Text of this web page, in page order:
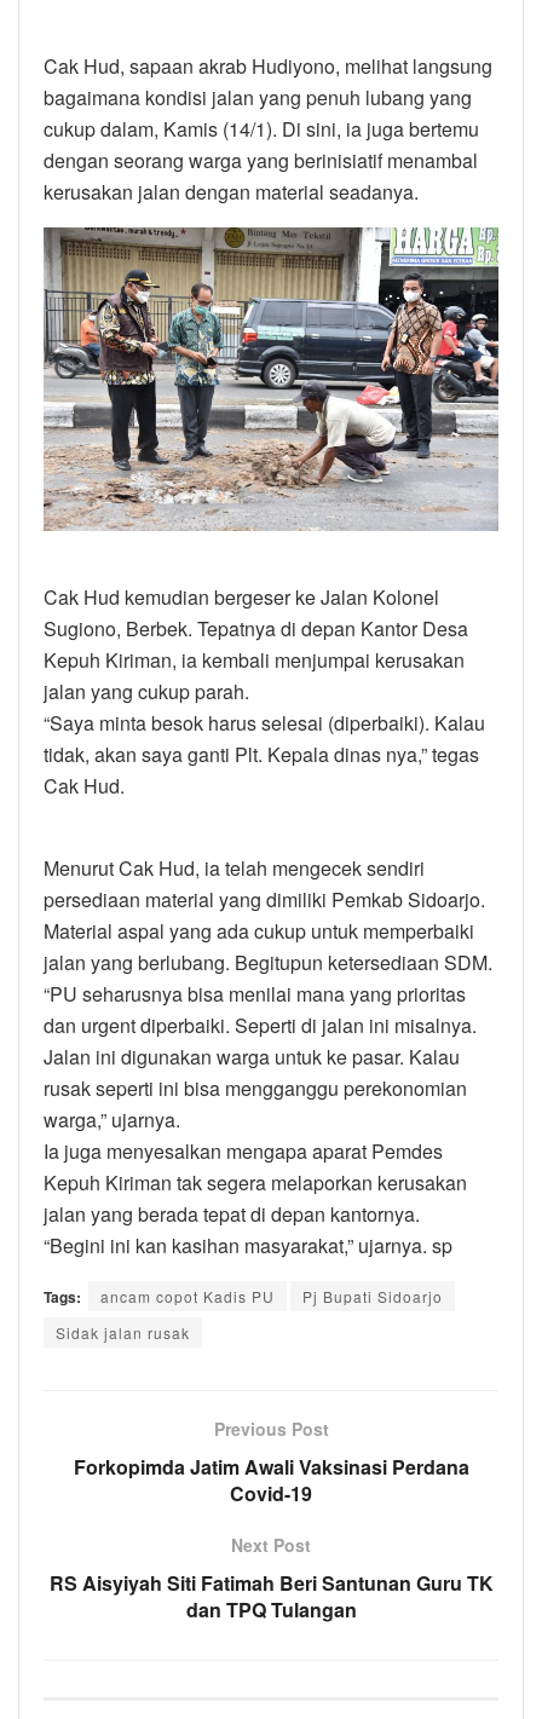
Cak Hud, sapaan akrab Hudiyono, melihat langsung
bagaimana kondisi jalan yang penuh lubang yang
cukup dalam, Kamis (14/1). Di sini, ia juga bertemu
dengan seorang warga yang berinisiatif menambal
kerusakan jalan dengan material seadanya.
Cak Hud kemudian bergeser ke Jalan Kolonel
Sugiono, Berbek. Tepatnya di depan Kantor Desa
Kepuh Kiriman, ia kembali menjumpai kerusakan
jalan yang cukup parah.
“Saya minta besok harus selesai (diperbaiki). Kalau
tidak, akan saya ganti Plt. Kepala dinas nya,” tegas
Cak Hud.
Menurut Cak Hud, ia telah mengecek sendiri
persediaan material yang dimiliki Pemkab Sidoarjo.
Material aspal yang ada cukup untuk memperbaiki
jalan yang berlubang. Begitupun ketersediaan SDM.
“PU seharusnya bisa menilai mana yang prioritas
dan urgent diperbaiki. Seperti di jalan ini misalnya.
Jalan ini digunakan warga untuk ke pasar. Kalau
rusak seperti ini bisa mengganggu perekonomian
warga,” ujarnya.
Ia juga menyesalkan mengapa aparat Pemdes
Kepuh Kiriman tak segera melaporkan kerusakan
jalan yang berada tepat di depan kantornya.
“Begini ini kan kasihan masyarakat,” ujarnya. sp
Tags: ancam copot Kadis PU
Pj Bupati Sidoarjo
Sidak jalan rusak
Previous Post
Forkopimda Jatim Awali Vaksinasi Perdana
Covid-19
Next Post
RS Aisyiyah Siti Fatimah Beri Santunan Guru TK
dan TPQ Tulangan